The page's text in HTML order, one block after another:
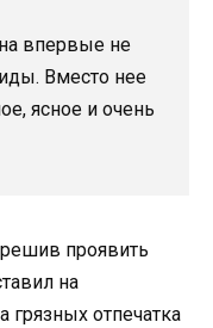
впервые не
Вместо нее
ясное и очень
решив проявить
на
отпечатка